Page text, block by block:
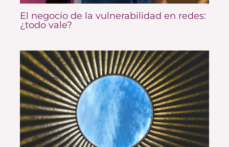
El negocio de la vulnerabilidad en redes:
¿todo vale?